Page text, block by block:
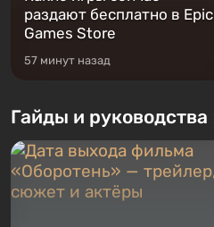
раздают бесплатно в Epic
Games Store
57 минут назад
Гайды и руководства